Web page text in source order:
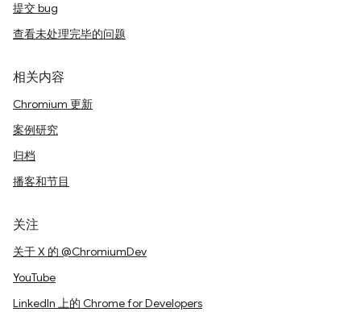
提交 bug
查看未处理完毕的问题
相关内容
Chromium 更新
案例研究
归档
播客和节目
关注
关于 X 的 @ChromiumDev
YouTube
LinkedIn 上的 Chrome for Developers